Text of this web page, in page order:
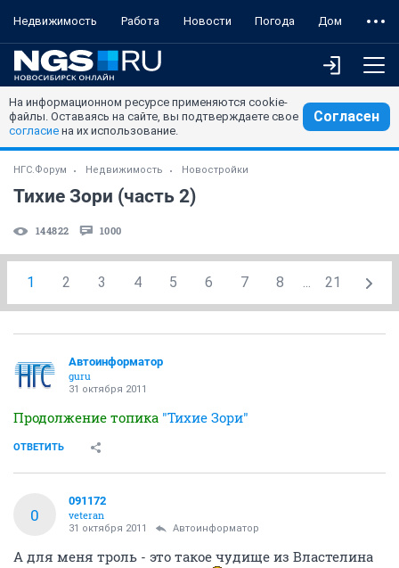
Недвижимость Работа Новости Погода Дом
На информационном ресурсе применяются cookie-
файлы. Оставаясь на сайте, вы подтверждаете свое
согласие на их использование.
Согласен
НГС.Форум Недвижимость Новостройки
Тихие Зори (часть 2)
144822 1000
1 2 3 4 5 6 7 8 ... 21
Автоинформатор
guru
31 октября 2011
Продолжение топика "Тихие Зори"
ОТВЕТИТЬ
0
091172
veteran
31 октября 2011 Автоинформатор
А для меня троль - это такое чудище из Властелина